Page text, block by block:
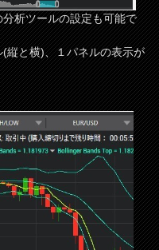
析ツールの設定も可能で
縦と横)、１パネルの表示が